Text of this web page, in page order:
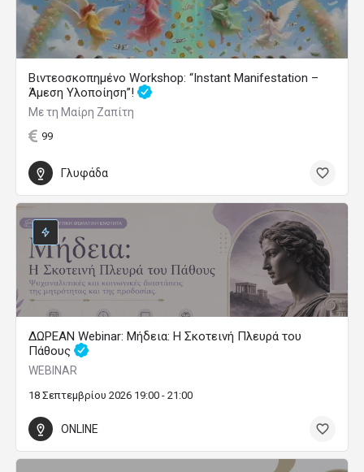
Βιντεοσκοπημένο Workshop: “Instant Manifestation –
Άμεση Υλοποίηση”!
Με τη Μαίρη Ζαπίτη
99
Γλυφάδα
ΔΩΡΕΑΝ Webinar: Μήδεια: Η Σκοτεινή Πλευρά του
Πάθους
WEBINAR
18 Σεπτεμβρίου 2026 19:00 - 21:00
ONLINE